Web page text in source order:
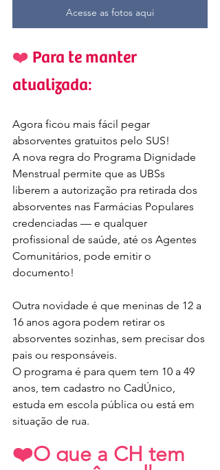
Acesse as fotos aqui
❤️ Para te manter
atualizada:
Agora ficou mais fácil pegar
absorventes gratuitos pelo SUS!
A nova regra do Programa Dignidade
Menstrual permite que as UBSs
liberem a autorização pra retirada dos
absorventes nas Farmácias Populares
credenciadas — e qualquer
profissional de saúde, até os Agentes
Comunitários, pode emitir o
documento!
Outra novidade é que meninas de 12 a
16 anos agora podem retirar os
absorventes sozinhas, sem precisar dos
pais ou responsáveis.
O programa é para quem tem 10 a 49
anos, tem cadastro no CadÚnico,
estuda em escola pública ou está em
situação de rua.
❤️O que a CH tem